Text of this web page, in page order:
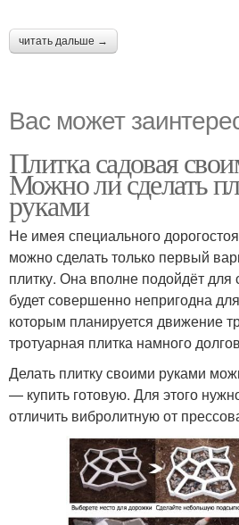
читать дальше →
Вас может
Плитка садовая
Можно ли сделать
руками
Не имея специального
можно сделать только первый
плитку. Она вполне подойдёт
будет совершенно непригодна
которым планируется движение
тротуарная плитка намного
Делать плитку своими руками
— купить готовую. Для этого
отличить вибролитную от